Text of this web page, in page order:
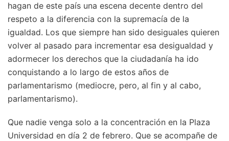
hagan de este país una escena decente dentro del
respeto a la diferencia con la supremacía de la
igualdad. Los que siempre han sido desiguales quieren
volver al pasado para incrementar esa desigualdad y
adormecer los derechos que la ciudadanía ha ido
conquistando a lo largo de estos años de
parlamentarismo (mediocre, pero, al fin y al cabo,
parlamentarismo).
Que nadie venga solo a la concentración en la Plaza
Universidad en día 2 de febrero. Que se acompañe de